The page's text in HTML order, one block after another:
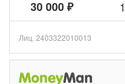
30 000 ₽
Лиц. 2403322010013